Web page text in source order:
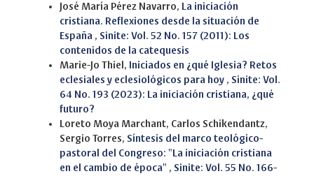
José María Pérez Navarro, La iniciación
cristiana. Reflexiones desde la situación de
España , Sinite: Vol. 52 No. 157 (2011): Los
contenidos de la catequesis
Marie-Jo Thiel, Iniciados en ¿qué Iglesia? Retos
eclesiales y eclesiológicos para hoy , Sinite: Vol.
64 No. 193 (2023): La iniciación cristiana, ¿qué
futuro?
Loreto Moya Marchant, Carlos Schikendantz,
Sergio Torres, Síntesis del marco teológico-
pastoral del Congreso: "La iniciación cristiana
en el cambio de época" , Sinite: Vol. 55 No. 166-